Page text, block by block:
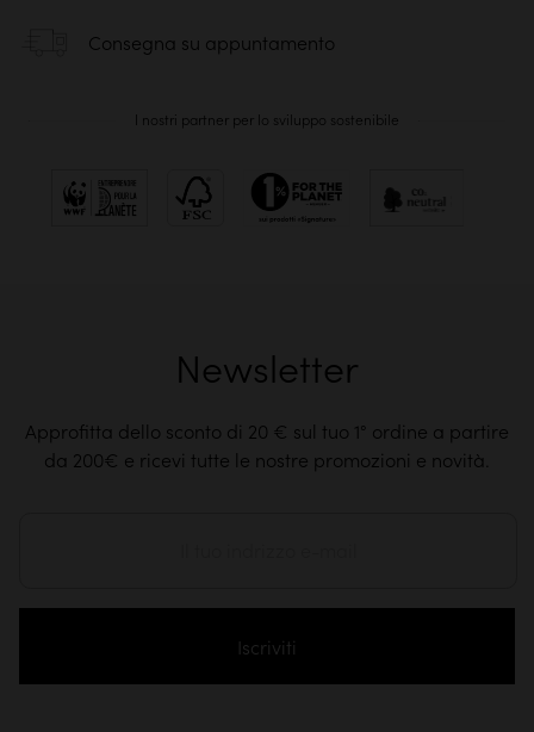
Consegna su appuntamento
I nostri partner per lo sviluppo sostenibile
Newsletter
Approfitta dello sconto di 20 € sul tuo 1° ordine a partire
da 200€ e ricevi tutte le nostre promozioni e novità.
Iscriviti